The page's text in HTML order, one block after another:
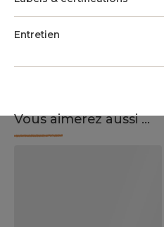
Entretien
Vous aimerez aussi ...